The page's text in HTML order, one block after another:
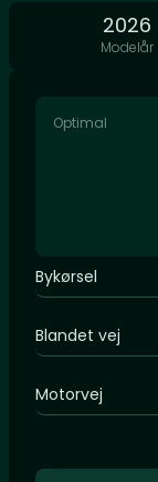
2026
Modelår
Optimal
Bykørsel
Blandet vej
Motorvej